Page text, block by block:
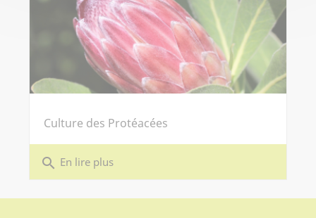
Culture des Protéacées
search En lire plus